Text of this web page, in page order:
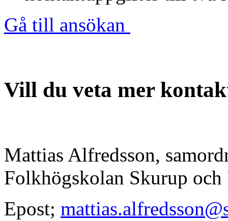
Gå till ansökan
Vill du veta mer
Mattias Alfredsson,
Folkhögskolan Skurup
Epost;